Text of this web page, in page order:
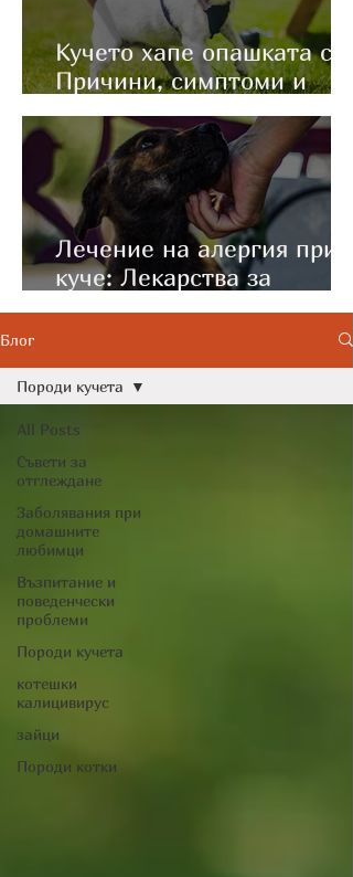
Кучето хапе опашката си:
Причини, симптоми и
какво да направите
Лечение на алергия при
куче: Лекарства за
имунотерапия (Apoquel и
Блог
All Posts
Съвети за
отглеждане
Заболявания при
домашните
любимци
Възпитание и
поведенчески
проблеми
Породи кучета
котешки
калицивирус
зайци
Породи котки
Породи кучета